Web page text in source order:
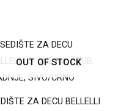
OUT OF STOCK
ZA DECU BELLELLI